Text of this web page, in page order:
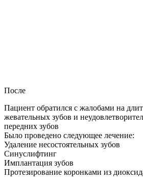
После
Пациент обратился с жалобами на
жевательных зубов и
передних зубов
Было проведено следующее лечение:
Удаление несостоятельных зубов
Синуслифтинг
Имплантация зубов
Протезирование коронками из